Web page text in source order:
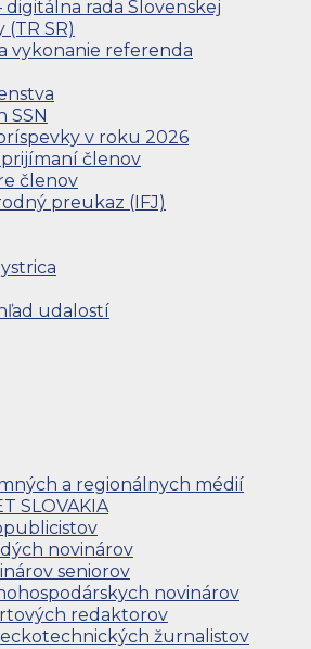
digitálna rada Slovenskej
SR)
vykonanie referenda
SSN
v roku 2026
prijímaní členov
členov
preukaz (IFJ)
udalostí
a regionálnych médií
SLOVAKIA
novinárov
seniorov
novinárov
redaktorov
žurnalistov